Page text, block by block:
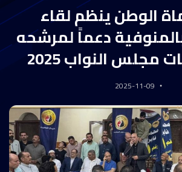
الوطن ينظم لقاء
دعماً لمرشحه
مجلس النواب 2025
2025-11-09